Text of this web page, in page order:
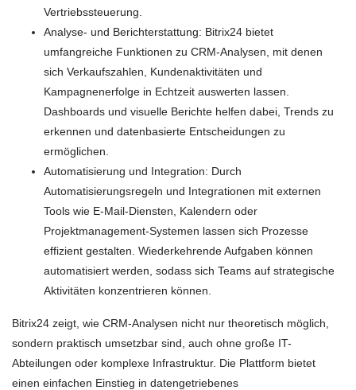
Vertriebssteuerung.
Analyse- und Berichterstattung: Bitrix24 bietet
umfangreiche Funktionen zu CRM-Analysen, mit denen
sich Verkaufszahlen, Kundenaktivitäten und
Kampagnenerfolge in Echtzeit auswerten lassen.
Dashboards und visuelle Berichte helfen dabei, Trends zu
erkennen und datenbasierte Entscheidungen zu
ermöglichen.
Automatisierung und Integration: Durch
Automatisierungsregeln und Integrationen mit externen
Tools wie E-Mail-Diensten, Kalendern oder
Projektmanagement-Systemen lassen sich Prozesse
effizient gestalten. Wiederkehrende Aufgaben können
automatisiert werden, sodass sich Teams auf strategische
Aktivitäten konzentrieren können.
Bitrix24 zeigt, wie CRM-Analysen nicht nur theoretisch möglich,
sondern praktisch umsetzbar sind, auch ohne große IT-
Abteilungen oder komplexe Infrastruktur. Die Plattform bietet
einen einfachen Einstieg in datengetriebenes